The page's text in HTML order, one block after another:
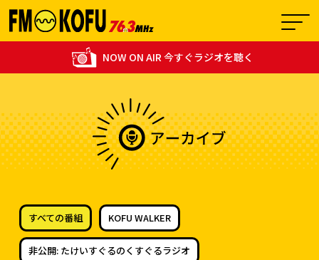
07:00 - 07:30
シビルトーン♪～素敵な週末～
NOW ON AIR 今すぐラジオを聴く
すべての番組 KOFU WALKER
非公開: たけいすぐるのくすぐるラジオ